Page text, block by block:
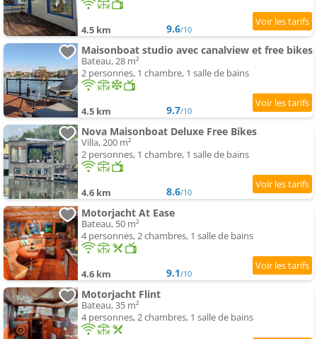
4.5 km 9.6/10
Maisonboat studio avec canalview et free bikes
Bateau, 28 m²
2 personnes, 1 chambre, 1 salle de bains
4.5 km 9.7/10
Nova Maisonboat Deluxe Free Bikes
Villa, 200 m²
2 personnes, 1 chambre, 1 salle de bains
4.6 km 8.6/10
Motorjacht At Ease
Bateau, 50 m²
4 personnes, 2 chambres, 1 salle de bains
4.6 km 9.1/10
Motorjacht Flint
Bateau, 35 m²
4 personnes, 2 chambres, 1 salle de bains